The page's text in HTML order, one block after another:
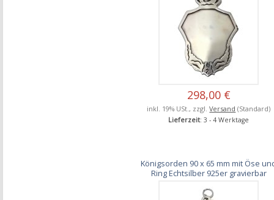
298,00 €
inkl. 19% USt., zzgl.Versand (Standard)
Lieferzeit: 3 - 4 Werktage
Königsorden 90 x 65 mm mit Öse
Ring Echtsilber 925er gravierbar